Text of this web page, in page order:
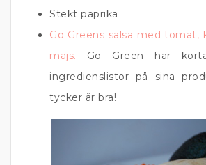
Stekt paprika
Go Greens salsa med tomat,
majs. Go Green har
ingredienslistor på sina
tycker är bra!